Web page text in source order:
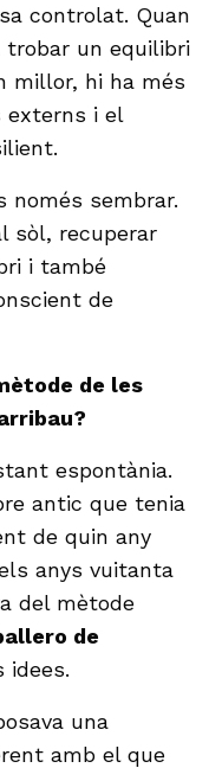
controlat. Quan
trobar un equilibri
millor, hi ha més
externs i el
només sembrar.
sòl, recuperar
i també
de
de les
espontània.
antic que tenia
de quin any
anys vuitanta
del mètode
de
idees.
una
amb el que